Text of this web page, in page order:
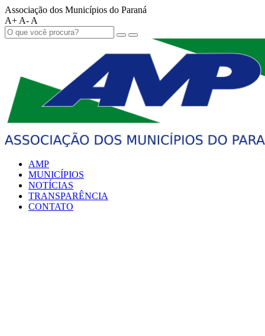
Associação dos Municípios do Paraná
A+ A- A
AMP
MUNICÍPIOS
NOTÍCIAS
TRANSPARÊNCIA
CONTATO